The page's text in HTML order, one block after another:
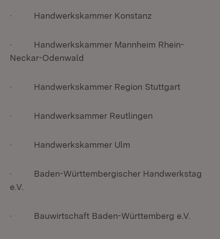
· Handwerkskammer Konstanz
· Handwerkskammer Mannheim Rhein-
Neckar-Odenwald
· Handwerkskammer Region Stuttgart
· Handwerksammer Reutlingen
· Handwerkskammer Ulm
· Baden-Württembergischer Handwerkstag
e.V.
· Bauwirtschaft Baden-Württemberg e.V.